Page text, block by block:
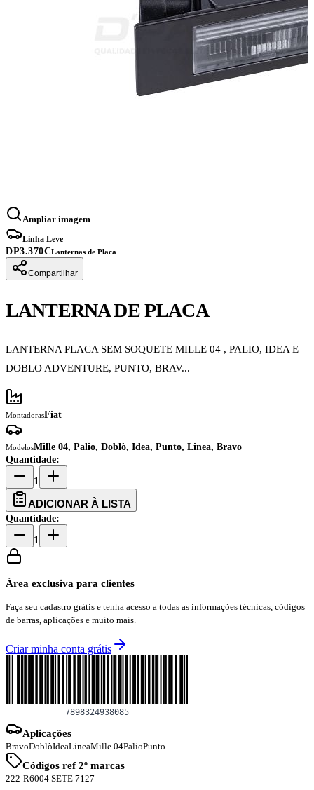
Ampliar imagem
Linha Leve
DP3.370CLanternas de Placa
Compartilhar
LANTERNA DE PLACA
LANTERNA PLACA SEM SOQUETE MILLE 04 , PALIO, IDEA E
DOBLO ADVENTURE, PUNTO, BRAV...
MontadorasFiat
ModelosMille 04, Palio, Doblò, Idea, Punto, Linea, Bravo
Quantidade:
1
ADICIONAR À LISTA
Quantidade:
1
Área exclusiva para clientes
Faça seu cadastro grátis e tenha acesso a todas as informações técnicas, códigos
de barras, aplicações e muito mais.
Criar minha conta grátis
Aplicações
BravoDoblòIdeaLineaMille 04PalioPunto
Códigos ref 2º marcas
222-R6004 SETE 7127